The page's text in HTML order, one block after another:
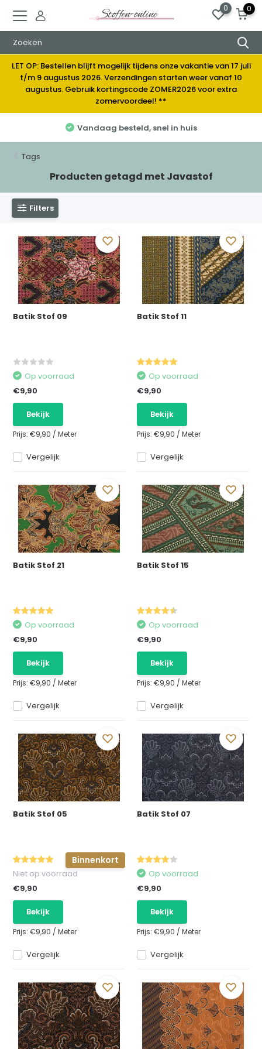
0 0
LET OP: Bestellen blijft mogelijk tijdens onze vakantie van 17 juli
t/m 9 augustus 2026. Verzendingen starten weer vanaf 10
augustus. Gebruik kortingscode ZOMER2026 voor extra
zomervoordeel! **
Vandaag besteld, snel in huis
Tags
Producten getagd met Javastof
Filters
Batik Stof 09
Vergelijk
Op voorraad
€9,90
Bekijk
Prijs:€9,90 /Meter
Batik Stof 11
Vergelijk
Op voorraad
€9,90
Bekijk
Prijs: €9,90 / Meter
Batik Stof 21
Vergelijk
Op voorraad
€9,90
Bekijk
Prijs:€9,90 /Meter
Batik Stof 15
Vergelijk
Op voorraad
€9,90
Bekijk
Prijs: €9,90 / Meter
Batik Stof 05
Binnenkort
Vergelijk
Niet op voorraad
€9,90
Bekijk
Prijs:€9,90 /Meter
Batik Stof 07
Vergelijk
Op voorraad
€9,90
Bekijk
Prijs: €9,90 / Meter